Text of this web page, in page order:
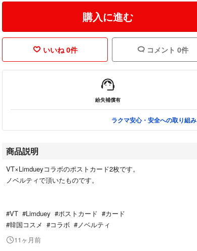
購入に進む
いいね 0件 コメント 0件
紛失補償有
ラクマ安心・安全への取り組み
商品説明
VT×Limdueyコラボのポストカード2枚です。
ノベルティで頂いたものです。
#VT #Limduey #ポストカード #カード
#韓国コスメ #コラボ #ノベルティ
11ヶ月前